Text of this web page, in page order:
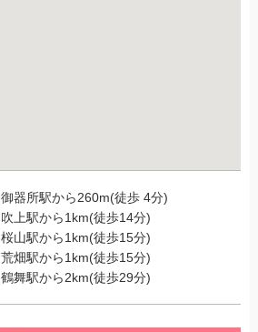
御器所駅から260m(徒歩 4分)
吹上駅から1km(徒歩14分)
桜山駅から1km(徒歩15分)
荒畑駅から1km(徒歩15分)
鶴舞駅から2km(徒歩29分)